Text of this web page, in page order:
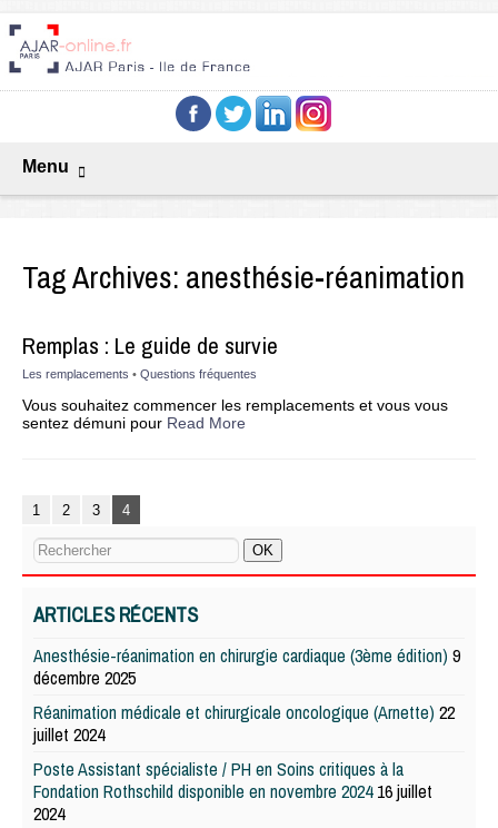
Menu
Tag Archives: anesthésie-réanimation
Remplas : Le guide de survie
Les remplacements • Questions fréquentes
Vous souhaitez commencer les remplacements et vous vous
sentez démuni pour Read More
1 2 3 4
ARTICLES RÉCENTS
Anesthésie-réanimation en chirurgie cardiaque (3ème édition) 9
décembre 2025
Réanimation médicale et chirurgicale oncologique (Arnette) 22
juillet 2024
Poste Assistant spécialiste / PH en Soins critiques à la
Fondation Rothschild disponible en novembre 2024 16 juillet
2024